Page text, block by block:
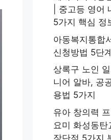
| 중고등 영어
5가지 핵심 정
아동복지통합
신청방법 5단
상록구 노인
니어 알바, 공
용법 5가지
유아 창의력
요미 화성동탄
장단점 5가지